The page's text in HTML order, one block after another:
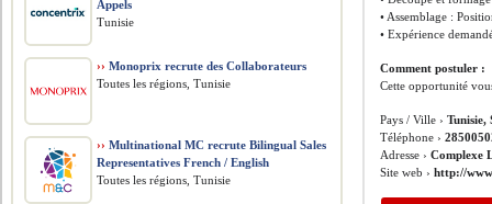
• Assemblage :
• Expérience
Comment postuler :
Cette opportunité
Pays / Ville ›Tunisie,
Téléphone ›
Adresse ›Complexe
Site web ›http://
Appels
Tunisie
›› Monoprix recrute des Collaborateurs
Toutes les régions, Tunisie
›› Multinational MC recrute Bilingual Sales
Representatives French / English
Toutes les régions, Tunisie